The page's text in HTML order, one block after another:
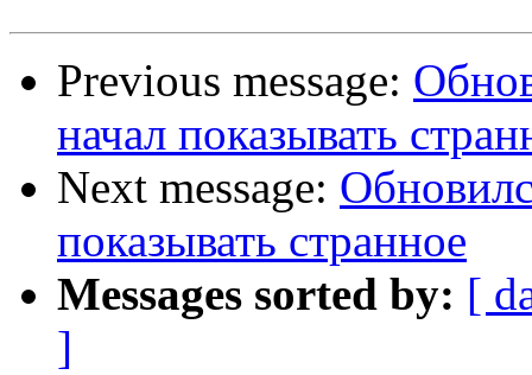
Previous message:
начал показывать
Next message:
показывать странное
Messages sorted by: [
]